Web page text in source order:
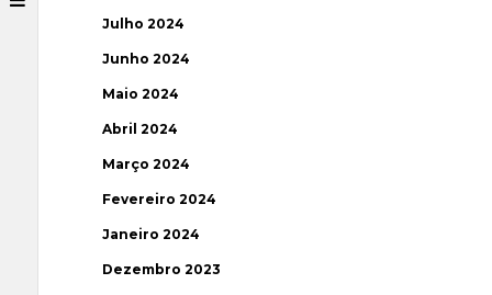
Julho 2024
Junho 2024
Maio 2024
Abril 2024
Março 2024
Fevereiro 2024
Janeiro 2024
Dezembro 2023